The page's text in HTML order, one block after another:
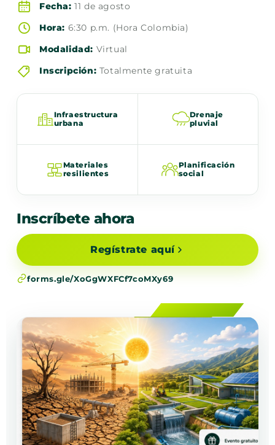
Fecha: 11 de agosto
Hora: 6:30 p.m. (Hora Colombia)
Modalidad: Virtual
Inscripción: Totalmente gratuita
Infraestructura
urbana
Drenaje
pluvial
Materiales
resilientes
Planificación
social
Inscríbete ahora
Regístrate aquí
forms.gle/XoGgWXFCf7coMXy69